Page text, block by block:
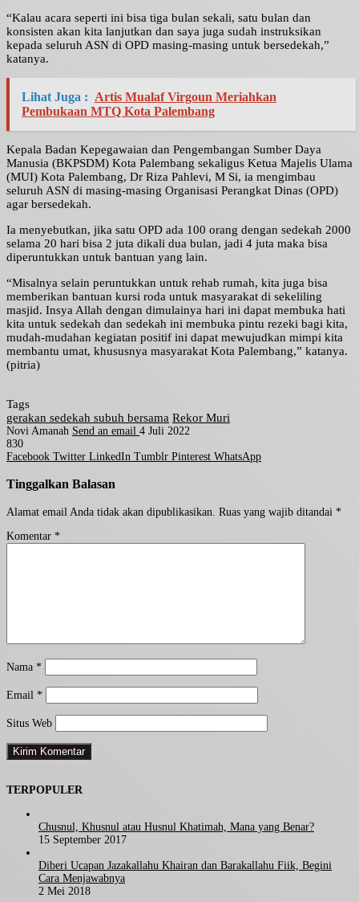
“Kalau acara seperti ini bisa tiga bulan sekali, satu bulan dan
konsisten akan kita lanjutkan dan saya juga sudah instruksikan
kepada seluruh ASN di OPD masing-masing untuk bersedekah,”
katanya.
Lihat Juga : Artis Mualaf Virgoun Meriahkan
Pembukaan MTQ Kota Palembang
Kepala Badan Kepegawaian dan Pengembangan Sumber Daya
Manusia (BKPSDM) Kota Palembang sekaligus Ketua Majelis Ulama
(MUI) Kota Palembang, Dr Riza Pahlevi, M Si, ia mengimbau
seluruh ASN di masing-masing Organisasi Perangkat Dinas (OPD)
agar bersedekah.
Ia menyebutkan, jika satu OPD ada 100 orang dengan sedekah 2000
selama 20 hari bisa 2 juta dikali dua bulan, jadi 4 juta maka bisa
diperuntukkan untuk bantuan yang lain.
“Misalnya selain peruntukkan untuk rehab rumah, kita juga bisa
memberikan bantuan kursi roda untuk masyarakat di sekeliling
masjid. Insya Allah dengan dimulainya hari ini dapat membuka hati
kita untuk sedekah dan sedekah ini membuka pintu rezeki bagi kita,
mudah-mudahan kegiatan positif ini dapat mewujudkan mimpi kita
membantu umat, khususnya masyarakat Kota Palembang,” katanya.
(pitria)
Tags
gerakan sedekah subuh bersama Rekor Muri
Novi Amanah Send an email 4 Juli 2022
830
Facebook Twitter LinkedIn Tumblr Pinterest WhatsApp
Tinggalkan Balasan
Alamat email Anda tidak akan dipublikasikan. Ruas yang wajib ditandai *
Komentar *
Nama *
Email *
Situs Web
TERPOPULER
Chusnul, Khusnul atau Husnul Khatimah, Mana yang Benar?
15 September 2017
Diberi Ucapan Jazakallahu Khairan dan Barakallahu Fiik, Begini
Cara Menjawabnya
2 Mei 2018